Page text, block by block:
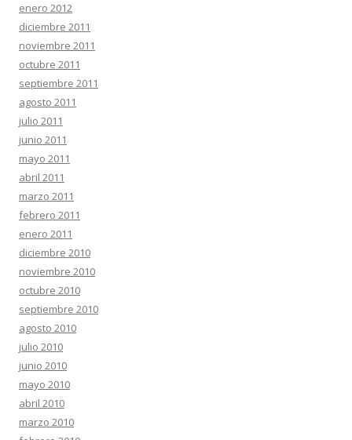
enero 2012
diciembre 2011
noviembre 2011
octubre 2011
septiembre 2011
agosto 2011
julio 2011
junio 2011
mayo 2011
abril 2011
marzo 2011
febrero 2011
enero 2011
diciembre 2010
noviembre 2010
octubre 2010
septiembre 2010
agosto 2010
julio 2010
junio 2010
mayo 2010
abril 2010
marzo 2010